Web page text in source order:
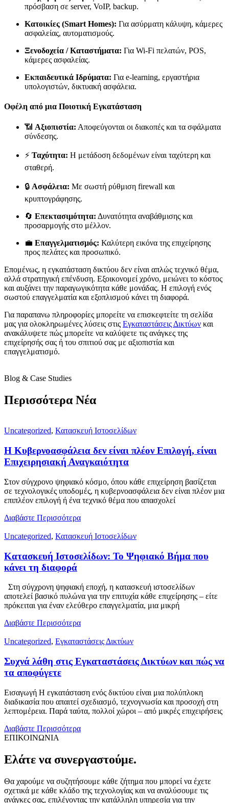
πρόσβαση σε server, VoIP, backup.
Κατοικίες (Smart Homes): Για ασύρματη κάλυψη, κάμερες
ασφαλείας, αυτοματισμούς.
Ξενοδοχεία / Καταστήματα: Για Wi-Fi πελατών, POS,
κάμερες ασφαλείας.
Εκπαιδευτικά Ιδρύματα: Για e-learning, εργαστήρια
υπολογιστών, δικτυακή ασφάλεια.
Οφέλη από μια Ποιοτική Εγκατάσταση
📶 Αξιοπιστία: Αποφεύγονται οι διακοπές και τα σφάλματα
σύνδεσης.
⚡ Ταχύτητα: Η μετάδοση δεδομένων είναι ταχύτερη και
σταθερή.
🔒 Ασφάλεια: Με σωστή ρύθμιση firewall και
κρυπτογράφησης.
🔄 Επεκτασιμότητα: Δυνατότητα αναβάθμισης και
προσαρμογής στο μέλλον.
💼 Επαγγελματισμός: Καλύτερη εικόνα της επιχείρησης
προς πελάτες και προσωπικό.
Επομένως, η εγκατάσταση δικτύου δεν είναι απλώς τεχνικό θέμα,
αλλά στρατηγική επένδυση. Εξοικονομεί χρόνο, μειώνει το κόστος
και αυξάνει την παραγωγικότητα κάθε μονάδας. Η επιλογή ενός
σωστού επαγγελματία και εξοπλισμού κάνει τη διαφορά.
Για παραπανω πληροφορίες μπορείτε να επισκεφτείτε τη σελίδα
μας για ολοκληρωμένες λύσεις στις Εγκαταστάσεις Δικτύων και
ανακάλυψετε πώς μπορείτε να καλύψετε τις ανάγκες της
επιχείρησής σας ή του σπιτιού σας με αξιοπιστία και
επαγγελματισμό.
Blog & Case Studies
Περισσότερα Νέα
Uncategorized, Κατασκευή Ιστοσελίδων
Η Κυβερνοασφάλεια δεν είναι πλέον Επιλογή, είναι
Επιχειρησιακή Αναγκαιότητα
Στον σύγχρονο ψηφιακό κόσμο, όπου κάθε επιχείρηση βασίζεται
σε τεχνολογικές υποδομές, η κυβερνοασφάλεια δεν είναι πλέον μια
επιπλέον επιλογή ή ένα τεχνικό θέμα που απασχολεί
Διαβάστε Περισσότερα
Uncategorized, Κατασκευή Ιστοσελίδων
Κατασκευή Ιστοσελίδων: Το Ψηφιακό Βήμα που
κάνει τη διαφορά
Στη σύγχρονη ψηφιακή εποχή, η κατασκευή ιστοσελίδων
αποτελεί βασικό πυλώνα για την επιτυχία κάθε επιχείρησης – είτε
πρόκειται για έναν ελεύθερο επαγγελματία, μια μικρή
Διαβάστε Περισσότερα
Uncategorized, Εγκαταστάσεις Δικτύων
Συχνά λάθη στις Εγκαταστάσεις Δικτύων και πώς να
τα αποφύγετε
Εισαγωγή Η εγκατάσταση ενός δικτύου είναι μια πολύπλοκη
διαδικασία που απαιτεί σχεδιασμό, τεχνογνωσία και προσοχή στη
λεπτομέρεια. Παρά ταύτα, πολλοί χώροι – από μικρές επιχειρήσεις
Διαβάστε Περισσότερα
ΕΠΙΚΟΙΝΩΝΙΑ
Ελάτε να συνεργαστούμε.
Θα χαρούμε να συζητήσουμε κάθε ζήτημα που μπορεί να έχετε
σχετικά με κάθε κλάδο της τεχνολογίας και να αναλύσουμε τις
ανάγκες σας, επιλέγοντας την κατάλληλη υπηρεσία για την